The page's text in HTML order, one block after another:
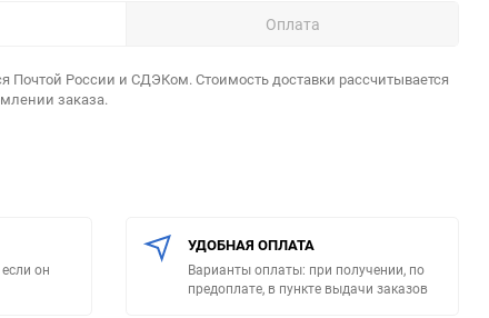
Оплата
Почтой России и СДЭКом. Стоимость доставки рассчитывается
заказа.
он
УДОБНАЯ ОПЛАТА
Варианты оплаты: при получении, по
предоплате, в пункте выдачи заказов